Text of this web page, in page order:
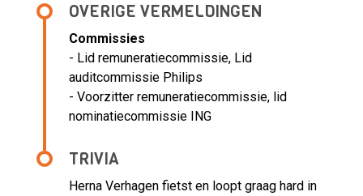
OVERIGE VERMELDINGEN
Commissies
- Lid remuneratiecommissie, Lid
auditcommissie Philips
- Voorzitter remuneratiecommissie, lid
nominatiecommissie ING
TRIVIA
Herna Verhagen fietst en loopt graag hard in